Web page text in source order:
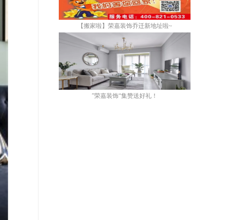
【搬家啦】荣嘉装饰乔迁新地址啦~
”荣嘉装饰“集赞送好礼！